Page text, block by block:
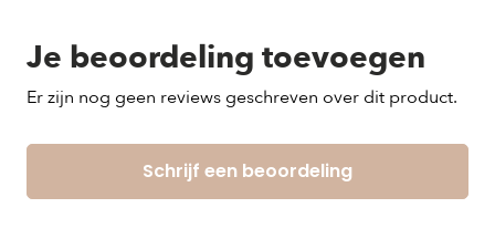
wasmachine.
Droogt snel.
Vergeet niet de Airbag voering te verwijderen voordat
je je jas wast!
Je beoordeling toevoegen
Er zijn nog geen reviews geschreven over dit product.
Schrijf een beoordeling